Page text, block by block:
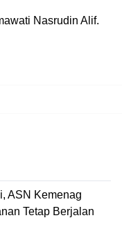
Nasrudin Alif.
ASN Kemenag
Tetap Berjalan